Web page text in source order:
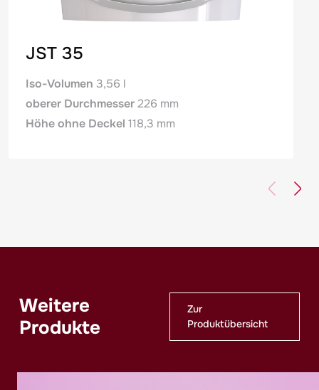
JST 35
Iso-Volumen 3,56 l
oberer Durchmesser226 mm
Höhe ohne Deckel 118,3 mm
Weitere
Produkte
Zur
Produktübersicht